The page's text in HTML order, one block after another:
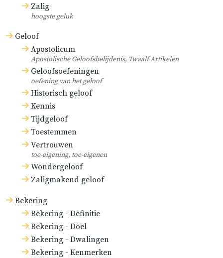
Zalig
hoogste geluk
Geloof
Apostolicum
Apostolische Geloofsbelijdenis, Twaalf Artikelen
Geloofsoefeningen
oefening van het geloof
Historisch geloof
Kennis
Tijdgeloof
Toestemmen
Vertrouwen
toe-eigening, toe-eigenen
Wondergeloof
Zaligmakend geloof
Bekering
Bekering - Definitie
Bekering - Doel
Bekering - Dwalingen
Bekering - Kenmerken